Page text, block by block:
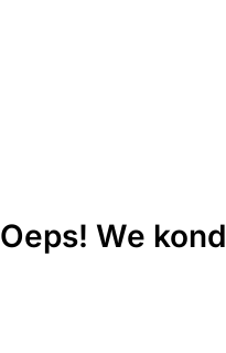
Oeps! We